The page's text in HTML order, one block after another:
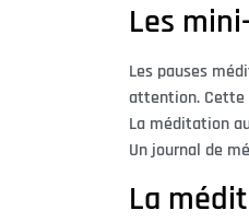
Les
Les pauses
attention. Cette
La méditation
Un journal de
La